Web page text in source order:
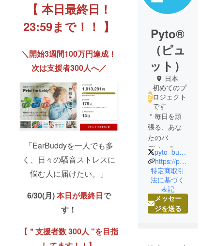
【 本日最終日！
23:59まで！！ 】
＼開始3週間100万円達成！
次は支援者300人へ／
「EarBuddyを一人でも多
く、日々の騒音ストレスに
悩む人に届けたい。」
6/30(月)本日が最終日で
す！
【＂支援者数 300人 "を目指
Pyto®︎
（ピュ
ット）
日本
初めてのプ
ロジェクト
です
＂毎日を頑
張る、あな
たのバ
ディー＂
ライフスタ
イルブラン
ド
『Pyto®︎（ピ
ュット）』
pyto_buddy
https://pyto-buddy.com
特定商取引
法に基づく
表記
メッセー
ジを送る